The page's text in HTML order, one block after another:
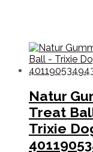
Natur
Treat
Trixie